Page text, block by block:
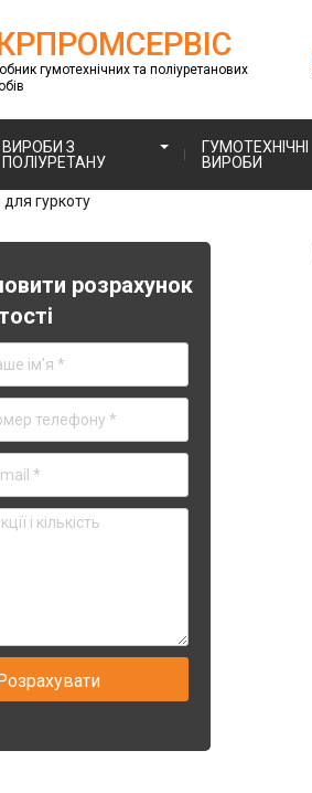
гумотехнічних та поліуретанових
ВИРОБИ З
ПОЛІУРЕТАНУ
ГУМОТЕХНІЧНІ
ВИРОБИ
гуркоту
розрахунок